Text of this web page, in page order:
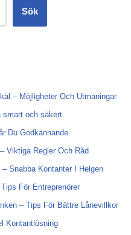
Sök
– Möjligheter Och Utmaningar
smart och säkert
Du Godkännande
Viktiga Regler Och Råd
Snabba Kontanter I Helgen
För Entreprenörer
– Tips För Bättre Lånevillkor
Kontantlösning